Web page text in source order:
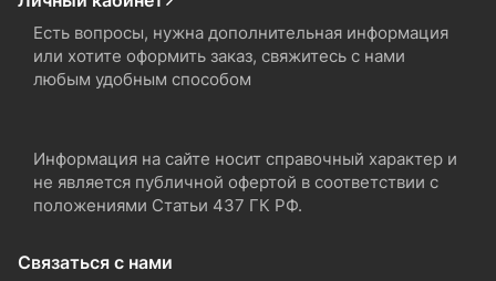
Есть вопросы, нужна дополнительная информация
или хотите оформить заказ, свяжитесь с нами
любым удобным способом
Информация на сайте носит справочный характер и
не является публичной офертой в соответствии с
положениями Статьи 437 ГК РФ.
Связаться с нами